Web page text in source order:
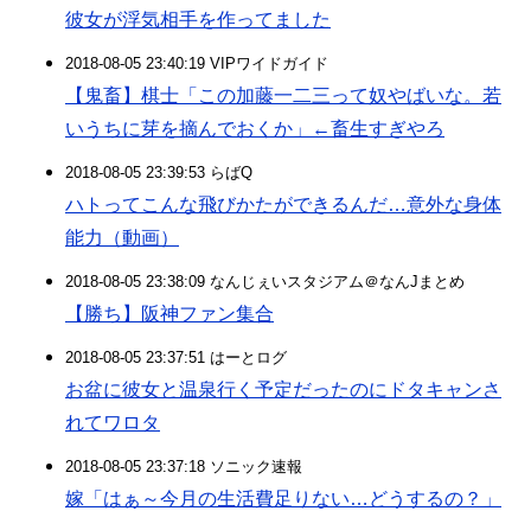
彼女が浮気相手を作ってました
2018-08-05 23:40:19 VIPワイドガイド
【鬼畜】棋士「この加藤一二三って奴やばいな。若
いうちに芽を摘んでおくか」←畜生すぎやろ
2018-08-05 23:39:53 らばQ
ハトってこんな飛びかたができるんだ…意外な身体
能力（動画）
2018-08-05 23:38:09 なんじぇいスタジアム＠なんJまとめ
【勝ち】阪神ファン集合
2018-08-05 23:37:51 はーとログ
お盆に彼女と温泉行く予定だったのにドタキャンさ
れてワロタ
2018-08-05 23:37:18 ソニック速報
嫁「はぁ～今月の生活費足りない…どうするの？」